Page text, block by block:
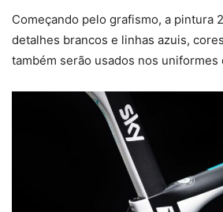
Começando pelo grafismo, a pintura
detalhes brancos e linhas azuis,
também serão usados nos uniformes